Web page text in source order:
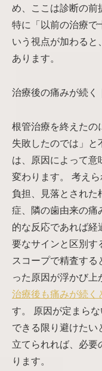
め、ここは診断の前
特に「以前の治療で
いう視点が加わると
あります。
治療後の痛みが続く
根管治療を終えたの
失敗したのでは」と
は、原因によって意
変わります。 考え
負担、見落とされた
症、隣の歯由来の痛
的な反応であれば経
要なサインと区別す
スコープで精査す
った原因が浮かび上
治療後も痛みが続く
す。 原因が定まら
できる限り避けたい
立てられれば、必要
ります。